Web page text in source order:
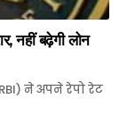
नहीं बढ़ेगी लोन
ने अपने रेपो रेट